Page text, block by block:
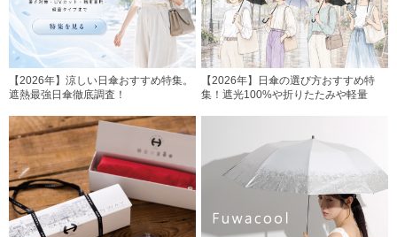
【2026年】涼しい日傘おすすめ特集。
遮熱最強日傘徹底調査！
【2026年】日傘の選び方おすすめ特
集！遮光100%や折りたたみや軽量